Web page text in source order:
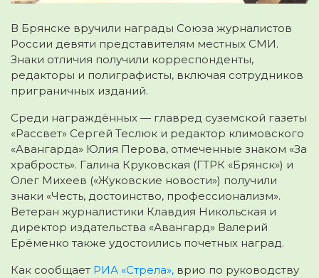
В Брянске вручили награды Союза журналистов
России девяти представителям местных СМИ.
Знаки отличия получили корреспонденты,
редакторы и полиграфисты, включая сотрудников
приграничных изданий.
Среди награждённых — главред суземской газеты
«Рассвет» Сергей Теслюк и редактор климовского
«Авангарда» Юлия Перова, отмеченные знаком «За
храбрость». Галина Круковская (ГТРК «Брянск») и
Олег Михеев («Жуковские новости») получили
знаки «Честь, достоинство, профессионализм».
Ветеран журналистики Клавдия Никольская и
директор издательства «Авангард» Валерий
Ерёменко также удостоились почетных наград.
Как сообщает РИА «Стрела», врио по руководству